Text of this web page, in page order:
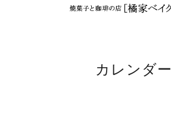
カレンダー